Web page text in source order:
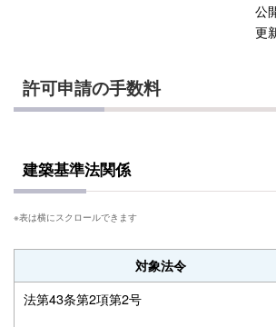
公
更
許可申請の手数料
建築基準法関係
対象法令
法第43条第2項第2号